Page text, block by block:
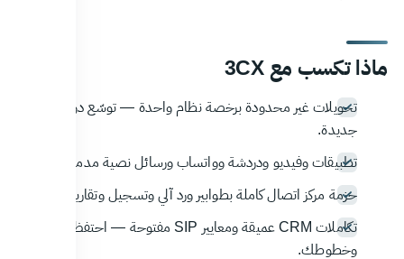
ماذا تكسب مع 3CX
تحويلات غير محدودة برخصة نظام واحدة — توسّع دون أجهزة
جديدة.
تطبيقات وفيديو ودردشة وواتساب ورسائل نصية مدمجة.
حزمة مركز اتصال كاملة بطوابير ورد آلي وتسجيل وتقارير لحظية.
تكاملات CRM عميقة ومعايير SIP مفتوحة — احتفظ بهواتفك
وخطوطك.